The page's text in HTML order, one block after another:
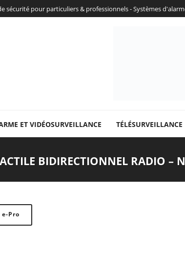
sécurité pour particuliers & professionnels - Systèmes
ET VIDÉOSURVEILLANCE TÉLÉSURVEILLANCE
BIDIRECTIONNEL RADIO –
Pro